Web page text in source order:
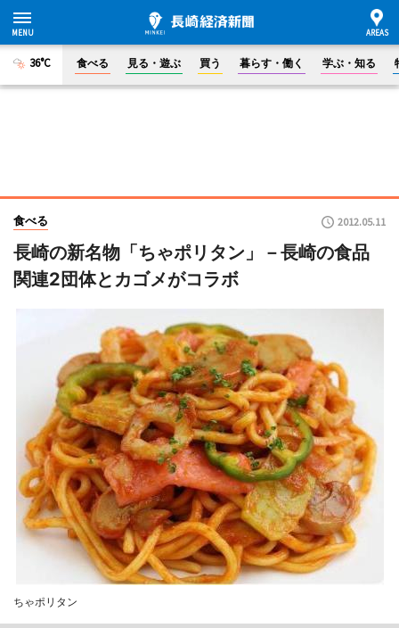
36°C 食べる 見る・遊ぶ 買う 暮らす・働く 学ぶ・知る
食べる 2012.05.11
長崎の新名物「ちゃポリタン」－長崎の食品
関連2団体とカゴメがコラボ
ちゃポリタン